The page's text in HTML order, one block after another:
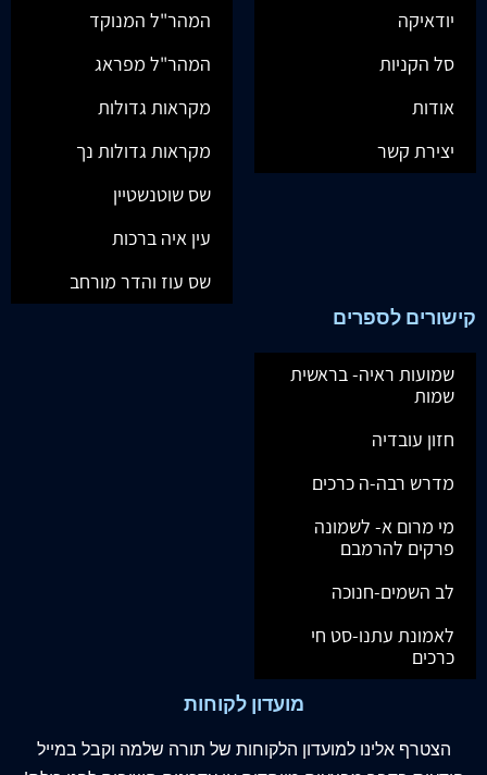
יודאיקה
סל הקניות
אודות
יצירת קשר
המהר"ל המנוקד
המהר"ל מפראג
מקראות גדולות
מקראות גדולות נך
שס שוטנשטיין
עין איה ברכות
שס עוז והדר מורחב
קישורים לספרים
שמועות ראיה- בראשית
שמות
חזון עובדיה
מדרש רבה-ה כרכים
מי מרום א- לשמונה
פרקים להרמבם
לב השמים-חנוכה
לאמונת עתנו-סט חי
כרכים
מועדון לקוחות
הצטרף אלינו למועדון הלקוחות של תורה שלמה וקבל במייל